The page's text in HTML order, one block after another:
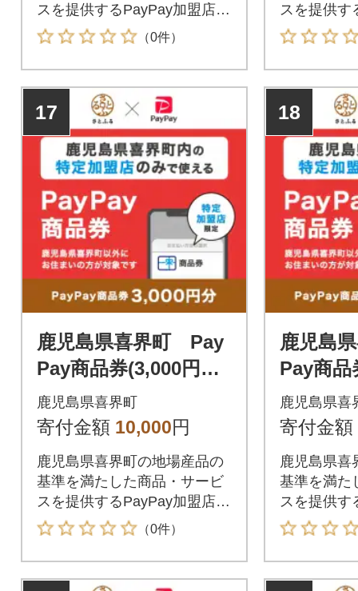
スを提供するPayPay加盟店で
のお支払いにご利用いただけ
ます。鹿児島県喜界町在住の
方はPayPay商品券を受け取れ
ませんのでご注意ください。
（0件）
スを提供す
のお支払い
ます。鹿児
方は
ませんので
17
鹿児島県喜界町 Pay
Pay商品券(3,000円分)
※地域内の一部の加盟
店のみで利用可
鹿児島県喜界町
寄付金額 10,000円
鹿児島県喜界町の地場産品の
基準を満たした商品・サービ
スを提供するPayPay加盟店で
のお支払いにご利用いただけ
ます。鹿児島県喜界町在住の
方はPayPay商品券を受け取れ
ませんのでご注意ください。
（0件）
18
鹿児島
Pay商品
※地域
店のみ
鹿児島県喜
寄付金額
鹿児島県喜
基準を満た
スを提供す
のお支払い
ます。鹿児
方は
ませんので